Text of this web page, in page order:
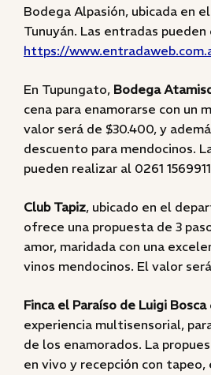
Bodega Alpasión, ubicada en
Tunuyán. Las entradas pueden
https://
En Tupungato, Bodega
cena para enamorarse con un
valor será de $30.400, y
descuento para mendocinos.
pueden realizar al 0261
Club Tapiz, ubicado en el
ofrece una propuesta de 3
amor, maridada con una
vinos mendocinos. El valor
Finca el Paraíso de Luigi Bosca
experiencia multisensorial,
de los enamorados. La
en vivo y recepción con tapeo,